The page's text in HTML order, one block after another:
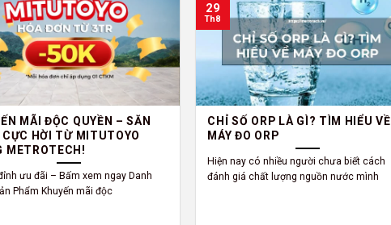
MÃI ĐỘC QUYỀN – SĂN
CỰC HỜI TỪ MITUTOYO
METROTECH!
ưu đãi – Bấm xem ngay Danh
Phẩm Khuyến mãi độc
CHỈ SỐ ORP LÀ GÌ? TÌM HIỂU VỀ
MÁY ĐO ORP
Hiện nay có nhiều người chưa biết cách
đánh giá chất lượng nguồn nước mình
29
Th8